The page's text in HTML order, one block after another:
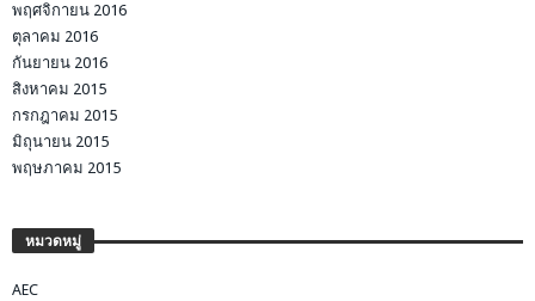
พฤศจิกายน 2016
ตุลาคม 2016
กันยายน 2016
สิงหาคม 2015
กรกฎาคม 2015
มิถุนายน 2015
พฤษภาคม 2015
หมวดหมู่
AEC